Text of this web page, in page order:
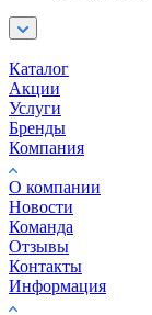
Каталог
Акции
Услуги
Бренды
Компания
О компании
Новости
Команда
Отзывы
Контакты
Информация